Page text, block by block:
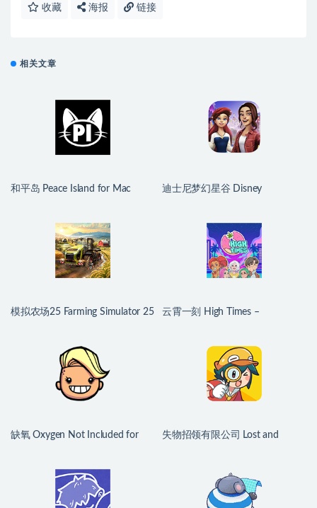
收藏 海报 链接
相关文章
和平岛 Peace Island for Mac
迪士尼梦幻星谷 Disney
模拟农场25 Farming Simulator 25
云霄一刻 High Times –
缺氧 Oxygen Not Included for
失物招领有限公司 Lost and